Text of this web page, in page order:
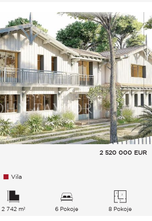
2 520 000 EUR
Vila
2 742 m² 6 Pokoje 8 Pokoje